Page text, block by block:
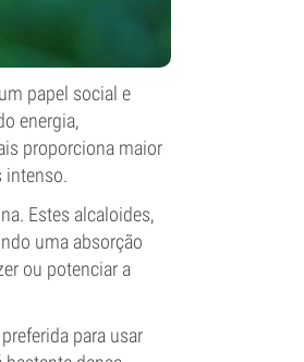
papel social e
energia,
proporciona maior
intenso.
Estes alcaloides,
uma absorção
ou potenciar a
para usar